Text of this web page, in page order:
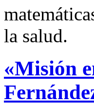
la salud.
«Misión